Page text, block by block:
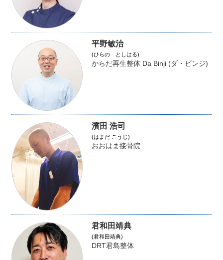
平野敏治
(ひらの としはる)
からだ再生整体 Da Binji (ダ・ビンジ)
濱田 浩司
(はまだ こうじ)
おおはま接骨院
君和田靖典
(君和田靖典)
DRT君島整体